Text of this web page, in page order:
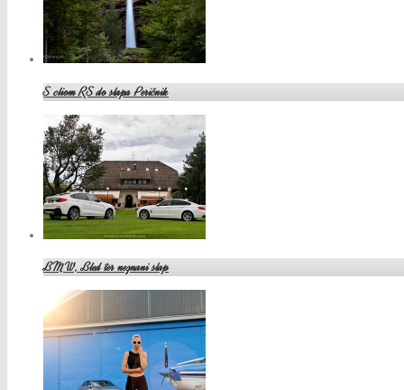
S cliom RS do slapa Peričnik
BMW, Bled ter neznani slap